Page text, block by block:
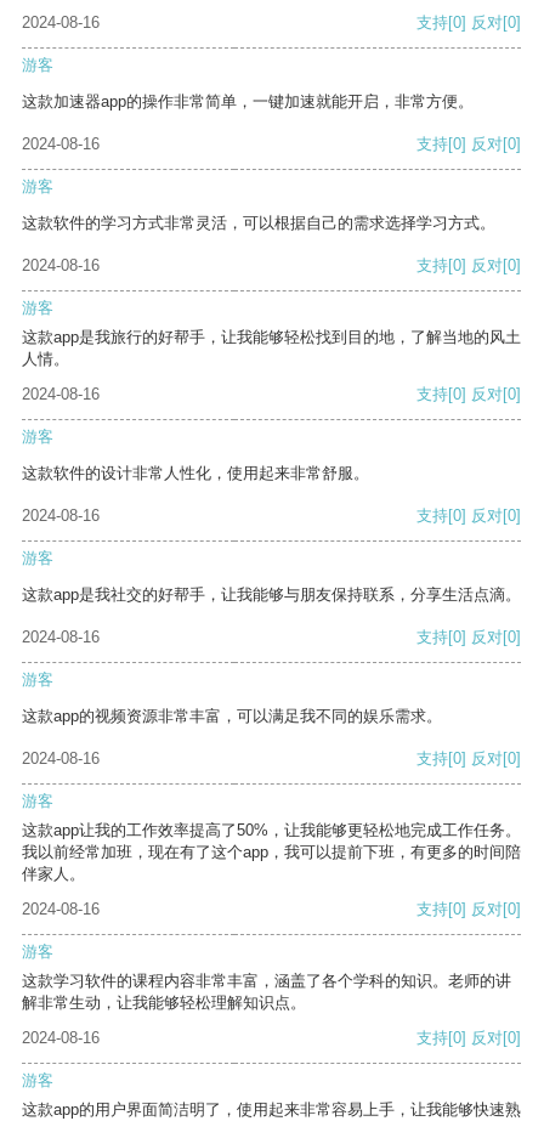
2024-08-16
支持[0] 反对[0]
游客
这款加速器app的操作非常简单，一键加速就能开启，非常方便。
2024-08-16 支持[0] 反对[0]
游客
这款软件的学习方式非常灵活，可以根据自己的需求选择学习方式。
2024-08-16 支持[0] 反对[0]
游客
这款app是我旅行的好帮手，让我能够轻松找到目的地，了解当地的风土
人情。
2024-08-16
支持[0] 反对[0]
游客
这款软件的设计非常人性化，使用起来非常舒服。
2024-08-16 支持[0] 反对[0]
游客
这款app是我社交的好帮手，让我能够与朋友保持联系，分享生活点滴。
2024-08-16 支持[0] 反对[0]
游客
这款app的视频资源非常丰富，可以满足我不同的娱乐需求。
2024-08-16 支持[0] 反对[0]
游客
这款app让我的工作效率提高了50%，让我能够更轻松地完成工作任务。
我以前经常加班，现在有了这个app，我可以提前下班，有更多的时间陪
伴家人。
2024-08-16
支持[0] 反对[0]
游客
这款学习软件的课程内容非常丰富，涵盖了各个学科的知识。老师的讲
解非常生动，让我能够轻松理解知识点。
2024-08-16
支持[0] 反对[0]
游客
这款app的用户界面简洁明了，使用起来非常容易上手，让我能够快速熟